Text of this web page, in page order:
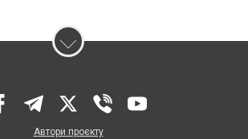
Автори проєкту